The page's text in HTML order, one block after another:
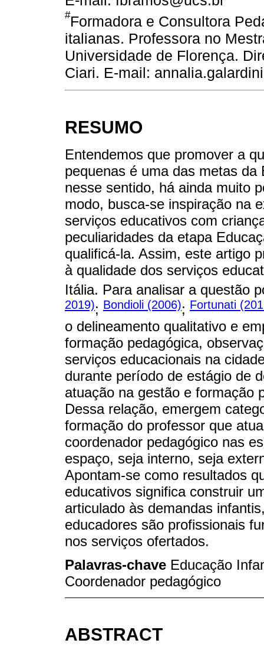
#Formadora e Consultora
italianas. Professora no
Universidade de Florença.
Ciari. E-mail:
RESUMO
Entendemos que promover a
pequenas é uma das metas
nesse sentido, há ainda muito
modo, busca-se inspiração na
serviços educativos com
peculiaridades da etapa
qualificá-la. Assim, este artigo
à qualidade dos serviços
Itália. Para analisar a questão
2019); Bondioli (2006); Fortunati
o delineamento qualitativo e
formação pedagógica,
serviços educacionais na
durante período de estágio de
atuação na gestão e formação
Dessa relação, emergem
formação do professor que
coordenador pedagógico nas
espaço, seja interno, seja
Apontam-se como resultados
educativos significa construir
articulado às demandas
educadores são profissionais
nos serviços ofertados.
Palavras-chave Educação
Coordenador pedagógico
ABSTRACT